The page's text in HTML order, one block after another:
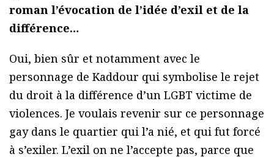
roman l’évocation de l’idée d’exil et de la
différence…
Oui, bien sûr et notamment avec le
personnage de Kaddour qui symbolise le rejet
du droit à la différence d’un LGBT victime de
violences. Je voulais revenir sur ce personnage
gay dans le quartier qui l’a nié, et qui fut forcé
à s’exiler. L’exil on ne l’accepte pas, parce que